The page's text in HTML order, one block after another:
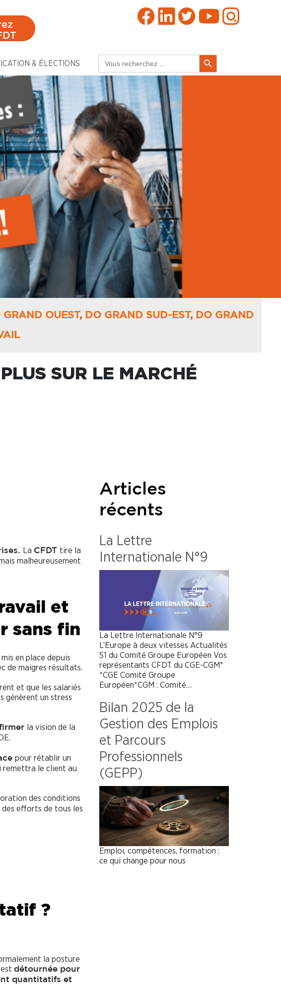
& ÉLECTIONS
for:
Search Button
GRAND OUEST, DO GRAND SUD-EST, DO GRAND
SUR LE MARCHÉ
La CFDT tire la
malheureusement
et
sans fin
en place depuis
de maigres résultats.
et que les salariés
génèrent un stress
la vision de la
pour rétablir un
remettra le client au
des conditions
efforts de tous les
?
la posture
détournée pour
quantitatifs et
Articles
récents
La Lettre
Internationale N°9
La Lettre Internationale N°9
L’Europe à deux vitesses Actualités
S1 du Comité Groupe Européen Vos
représentants CFDT du CGE-CGM*
*CGE Comité Groupe
Européen*CGM : Comité…
Bilan 2025 de la
Gestion des Emplois
et Parcours
Professionnels
(GEPP)
Emploi, compétences, formation :
ce qui change pour nous